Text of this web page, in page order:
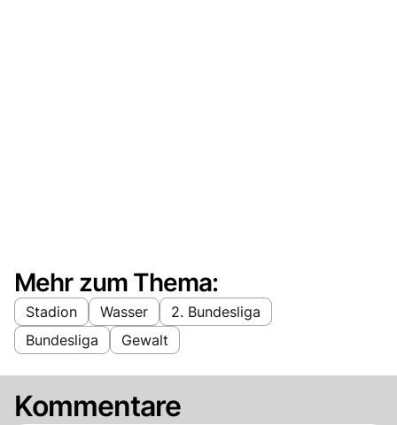
Mehr zum Thema:
Stadion Wasser
2. Bundesliga
Bundesliga
Gewalt
Kommentare